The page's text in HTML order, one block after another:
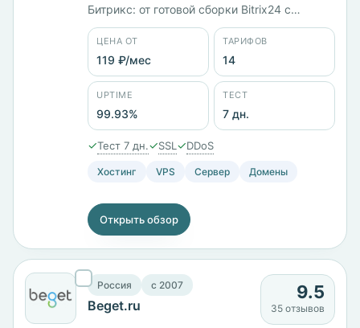
Битрикс: от готовой сборки Bitrix24 с
интернет-магазином и CRM за 1529 ₽/мес
до Lite 1С-Битрикс за 449 ₽/мес. Всего 14
тарифов, минимальная цена в каталоге —
119 ₽/мес. Шесть стран размещения:
Россия, Казахстан, Беларусь, Германия,
Нидерланды, Финляндия. Панели на выбор
— ISPmanager, Plesk, WHMCS. Тест 7 дней,
заявленный uptime 99,93%.
ЦЕНА ОТ
119 ₽/мес
ТАРИФОВ
14
UPTIME
99.93%
ТЕСТ
7 дн.
✓Тест 7 дн.✓SSL ✓DDoS
Хостинг VPS Сервер Домены
Открыть обзор
Россия c 2007
Beget.ru
9.5
35 отзывов